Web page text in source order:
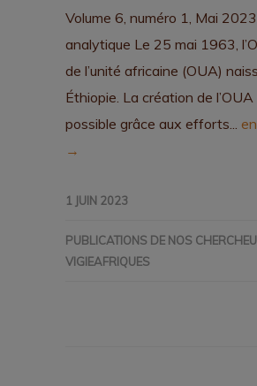
Volume 6, numéro 1, Mai
analytique Le 25 mai 1963,
de l’unité africaine (OUA)
Éthiopie. La création de
possible grâce aux efforts...
→
1 JUIN 2023
PUBLICATIONS DE NOS
VIGIEAFRIQUES